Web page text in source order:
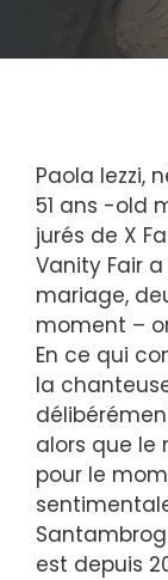
Paola Iezzi,
51 ans -old
jurés de X
Vanity Fair
mariage,
moment –
En ce qui
la
alors que le
pour le
est depuis